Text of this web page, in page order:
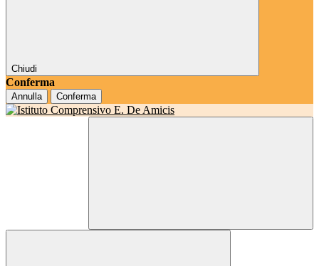
Chiudi
Conferma
Annulla Conferma